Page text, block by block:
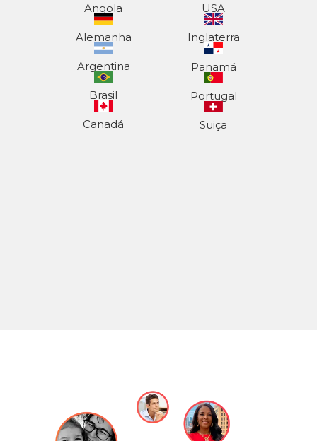
Angola
Alemanha
Argentina
Brasil
Canadá
USA
Inglaterra
Panamá
Portugal
Suiça